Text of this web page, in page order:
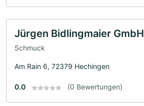
Jürgen Bidlingmaier GmbH
Schmuck
Am Rain 6, 72379 Hechingen
0.0 (0 Bewertungen)